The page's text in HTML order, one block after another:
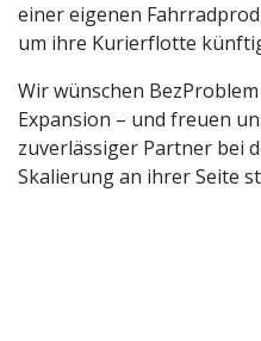
einer eigenen
um ihre Kurierflotte
Wir wünschen
Expansion – und freuen
zuverlässiger Partner bei
Skalierung an ihrer Seite